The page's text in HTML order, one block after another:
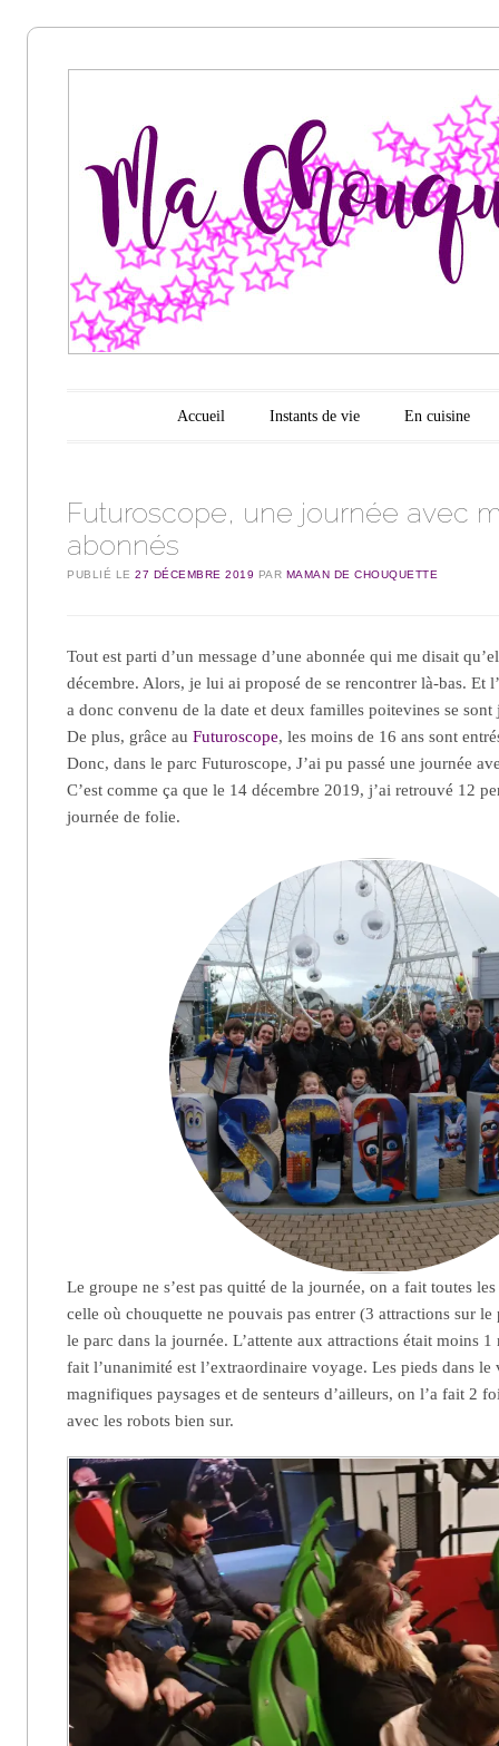
Ma
chouquette
d'amour
Menu principal
Aller au contenu
Accueil Instants de vie En cuisine
Futuroscope, une journée avec
abonnés
PUBLIÉ LE27 DÉCEMBRE 2019 PAR MAMAN DE CHOUQUETTE
Tout est parti d’un message d’une abonnée qui me disait
décembre. Alors, je lui ai proposé de se rencontrer là-bas. Et
a donc convenu de la date et deux familles poitevines se sont
De plus, grâce auFuturoscope, les moins de 16 ans sont
Donc, dans le parc Futuroscope, J’ai pu passé une journée
C’est comme ça que le 14 décembre 2019, j’ai retrouvé 12
journée de folie.
Le groupe ne s’est pas quitté de la journée, on a fait toutes
celle où chouquette ne pouvais pas entrer (3 attractions sur
le parc dans la journée. L’attente aux attractions était moins
fait l’unanimité est l’extraordinaire voyage. Les pieds dans le
magnifiques paysages et de senteurs d’ailleurs, on l’a fait 2
avec les robots bien sur.